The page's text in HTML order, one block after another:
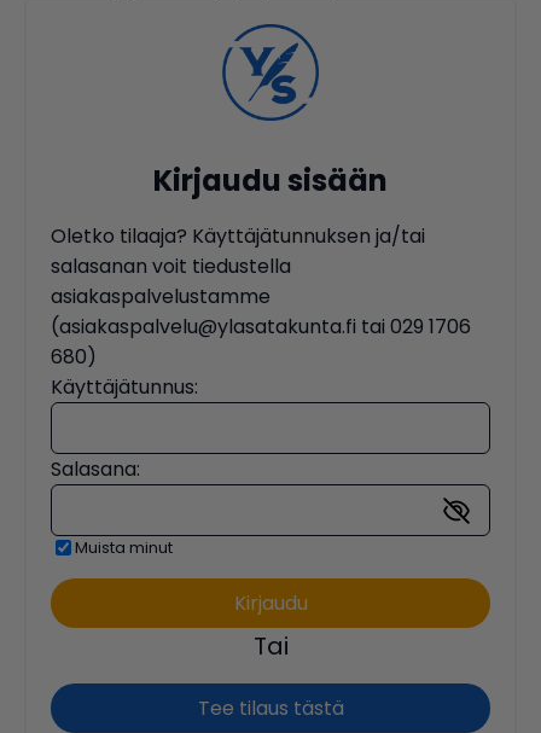
Kirjaudu sisään
Oletko tilaaja? Käyttäjätunnuksen ja/tai
salasanan voit tiedustella
asiakaspalvelustamme
(asiakaspalvelu@ylasatakunta.fi tai 029 1706
680)
Käyttäjätunnus:
Salasana:
Muista minut
Tai
Tee tilaus tästä